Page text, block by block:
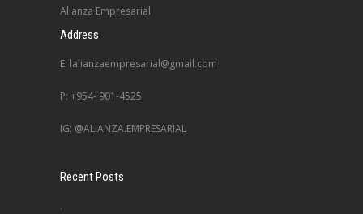
Alianza Empresarial
Address
E: lalianzaempresarial@gmail.com
P: +954- 901-4525
IG: @ALIANZA.EMPRESARIAL
Recent Posts
.